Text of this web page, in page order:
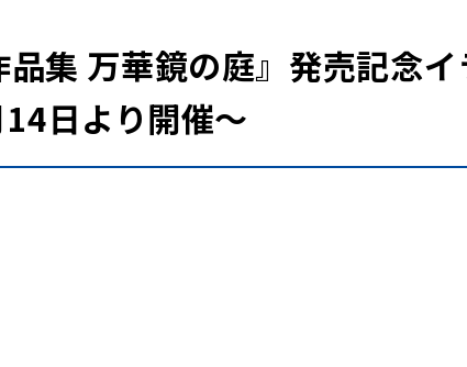
集 万華鏡の庭』発売記念イ
日より開催～